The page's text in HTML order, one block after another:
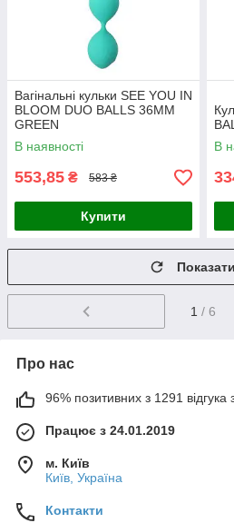
Вагінальні кульки SEE YOU IN
BLOOM DUO BALLS 36MM
GREEN
В наявності
553,85 ₴ 583 ₴
Купити
В
1 / 6
Про нас
96% позитивних з 1291 відгука
Працює з 24.01.2019
м. Київ
Київ, Україна
Контакти